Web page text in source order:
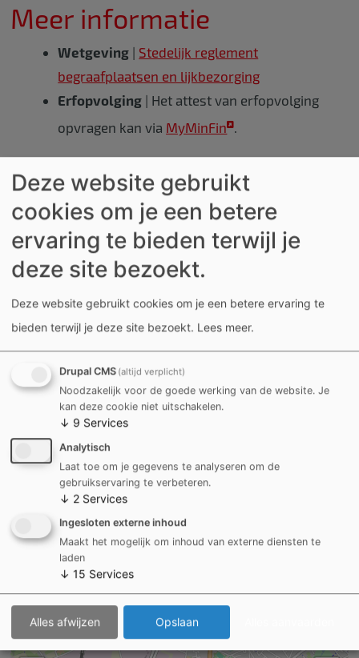
Meer informatie
Wetgeving | Stedelijk reglement
begraafplaatsen en lijkbezorging
Erfopvolging | Het attest van erfopvolging
opvragen kan via MyMinFin .
Overlijden
Leiestraat 21
(postadres: Grote Markt 54)
8500 Kortrijk
België
1777
overlijden@kortrijk.be
NU OPEN
Op afspraak
DETAIL EN OPENINGSUREN
Externe inhoud vanExternal Map (Leaflet)laden?
Manage privacy settings
Deze website gebruikt
cookies om je een betere
ervaring te bieden terwijl je
deze site bezoekt.
Deze website gebruikt cookies om je een betere ervaring te
bieden terwijl je deze site bezoekt. Lees meer.
Drupal CMS (altijd verplicht)
Noodzakelijk voor de goede werking van de website. Je
kan deze cookie niet uitschakelen.
↓ 9 Services
Analytisch
Laat toe om je gegevens te analyseren om de
gebruikservaring te verbeteren.
↓ 2 Services
Ingesloten externe inhoud
Maakt het mogelijk om inhoud van externe diensten te
laden
↓ 15 Services
Alles afwijzen Opslaan